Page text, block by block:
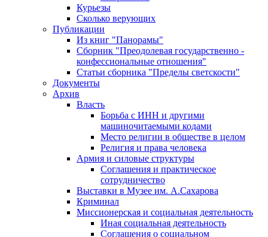
Курьезы
Сколько верующих
Публикации
Из книг "Панорамы"
Сборник "Преодолевая государственно -
конфессиональные отношения"
Статьи сборника "Пределы светскости"
Документы
Архив
Власть
Борьба с ИНН и другими
машиночитаемыми кодами
Место религии в обществе в целом
Религия и права человека
Армия и силовые структуры
Соглашения и практическое
сотрудничество
Выставки в Музее им. А.Сахарова
Криминал
Миссионерская и социальная деятельность
Иная социальная деятельность
Соглашения о социальном